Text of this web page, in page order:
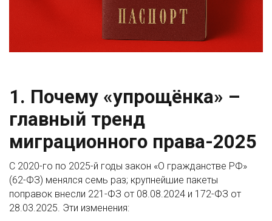
1. Почему «упрощёнка» –
главный тренд
миграционного права-2025
С 2020-го по 2025-й годы закон «О гражданстве РФ»
(62-ФЗ) менялся семь раз; крупнейшие пакеты
поправок внесли 221-ФЗ от 08.08.2024 и 172-ФЗ от
28.03.2025. Эти изменения: